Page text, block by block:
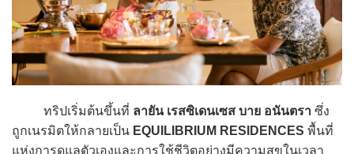
ทริปเริ่มต้นขึ้นที่ ลายัน เรสซิเดนเซส บาย อนันตรา ซึ่ง
ถูกเนรมิตให้กลายเป็น EQUILIBRIUM RESIDENCES พื้นที่
แห่งการดูแลตัวเองและการใช้ชีวิตอย่างมีความสุขในเวลา